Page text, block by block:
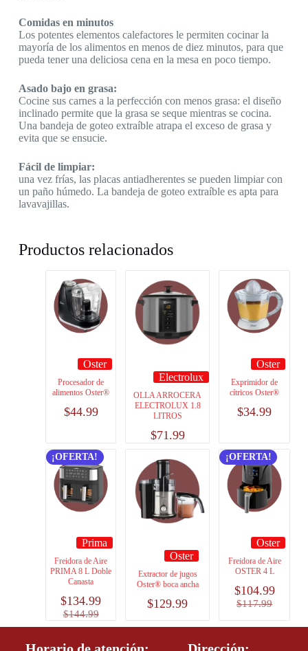
Comidas en minutos
Los potentes elementos calefactores le permiten cocinar la
mayoría de los alimentos en menos de diez minutos, para que
pueda tener una deliciosa cena en la mesa en poco tiempo.
Asado bajo en grasa:
Cocine sus carnes a la perfección con menos grasa: el diseño
inclinado permite que la grasa se seque mientras se cocina.
Una bandeja de goteo extraíble atrapa el exceso de grasa y
evita que se ensucie.
Fácil de limpiar:
una vez frías, las placas antiadherentes se pueden limpiar con
un paño húmedo. La bandeja de goteo extraíble es apta para
lavavajillas.
Productos relacionados
Oster
Procesador de
alimentos Oster®
$44.99
Electrolux
OLLA ARROCERA
ELECTROLUX 1.8
LITROS
$71.99
Oster
Exprimidor de
cítricos Oster®
$34.99
¡OFERTA!
Prima
Freidora de Aire
PRIMA 8 L Doble
Canasta
$144.99
$134.99
Oster
Extractor de jugos
Oster® boca ancha
$129.99
¡OFERTA!
Oster
Freidora de Aire
OSTER 4 L
$117.99
$104.99